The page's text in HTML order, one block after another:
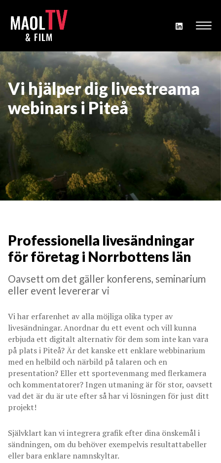
Vi hjälper dig livestreama
webinars i Piteå
Professionella livesändningar
för företag i Norrbottens län
Oavsett om det gäller konferens, seminarium
eller event levererar vi
Vi har erfarenhet av alla möjliga olika typer av
livesändningar. Anordnar du ett event och vill kunna
erbjuda ett digitalt alternativ för dem som inte kan vara
på plats i Piteå? Är det kanske ett enklare webbinarium
med en helbild och närbild på talaren och en
presentation? Eller ett sportevenmang med flerkamera
och kommentatorer? Ingen utmaning är för stor, oavsett
vad det är du är ute efter så har vi lösningen för just ditt
projekt!
Självklart kan vi integrera grafik efter dina önskemål i
sändningen, om du behöver exempelvis resultattabeller
eller bara enklare namnskyltar.